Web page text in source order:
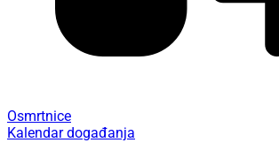
Osmrtnice
Kalendar događanja